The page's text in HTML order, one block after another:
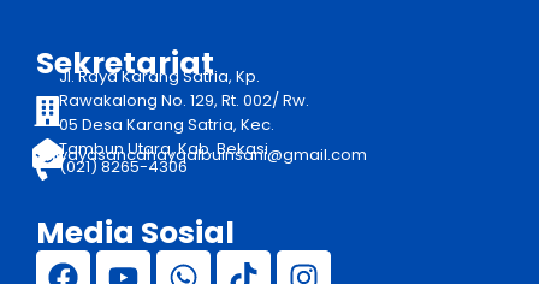
Sekretariat
Jl. Raya Karang Satria, Kp.
Rawakalong No. 129, Rt. 002/ Rw.
05 Desa Karang Satria, Kec.
Tambun Utara, Kab. Bekasi
yayasancahayqalbuinsani@gmail.com
(021) 8265-4306
Media Sosial